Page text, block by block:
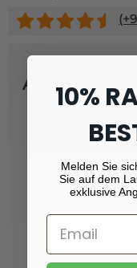
(+
Abonnieren
und
Email
10%
Melden Sie
Sie auf dem
exklusive